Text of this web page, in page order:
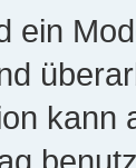
ein
kann